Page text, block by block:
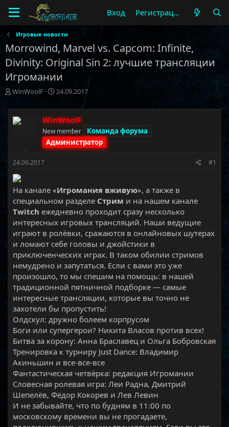
Вход Регистрация
Игровые новости
Morrowind, Marvel vs. Capcom: Infinite,
Divinity: Original Sin 2: лучшие трансляции
Игромании
А
т
о
р
ы
WinWoolF
Д
т
а
н
а
ч
24.09.2017
WinWoolF
New member
Команда форума
Администратор
24.09.2017 #1
На канале «Игромания вживую», а также в
специальном разделе Стрим и на нашем канале
Twitch ежедневно проходит сразу несколько
интересных игровых трансляций. Наши ведущие
играют в ролёвки, сражаются в онлайновых шутерах
и ломают себе головы и джойстики в
приключенческих играх. В таком обилии стримов
немудрено и запутаться. Если с вами это уже
произошло, то мы спешим на помощь: в нашей
традиционной пятничной подборке — самые
интересные трансляции, которые вы точно не
захотели бы пропустить!
Олдскул: дружно болеем корпрусом
Боги или супергерои? Никита Власов против всех!
Битва за корону: Анна Браславец и Ольга Бобровская
Тренировка к турниру Just Dance: Владимир
Акиньшин и все-все-все
Фантастическая четвёрка: редакция Игромании
Словесная ролевая игра: Леи Радна, Дмитрий
Шепелёв, Фёдор Кокорев и Лев Левин
И не забывайте, что по будням в 11:00 по
московскому времени вы не прогадаете,